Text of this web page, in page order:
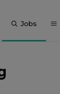
Jobs